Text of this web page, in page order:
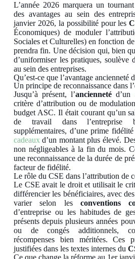
L’année 2026 marquera un
des avantages au sein des
janvier 2026, la possibilité pour les
Économiques) de moduler
Sociales et Culturelles) en fonction
prendra fin. Une décision qui, bien
d’uniformiser les pratiques, soulève
au sein des entreprises.
Qu’est-ce que l’avantage ancienneté
Un principe de reconnaissance dans
Jusqu’à présent, l’ancienneté d’un
critère d’attribution ou de
budget ASC. Il était courant qu’un
de travail dans l’entreprise
supplémentaires, d’une prime
cadeauxd’un montant plus élevé.
non négligeables à la fin du mois.
une reconnaissance de la durée de
facteur de fidélité.
Le rôle du CSE dans l’attribution de
Le CSE avait le droit et utilisait le
différencier les bénéficiaires, avec
varier selon les conventions
d’entreprise ou les habitudes de
présents depuis plusieurs années
ou de congés additionnels,
récompenses bien méritées. Ces
justifiées dans les textes internes du